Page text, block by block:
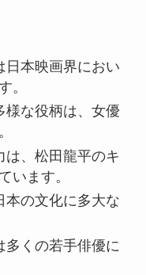
日本映画界におい
。
様な役柄は、女優
は、松田龍平のキ
います。
本の文化に多大な
多くの若手俳優に